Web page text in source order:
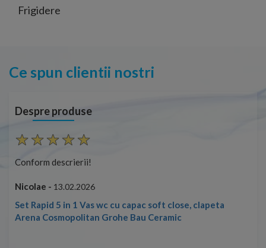
Frigidere
Ce spun clientii nostri
Despre produse
Conform descrierii!
Nicolae - 13.02.2026
Set Rapid 5 in 1 Vas wc cu capac soft close, clapeta
Arena Cosmopolitan Grohe Bau Ceramic